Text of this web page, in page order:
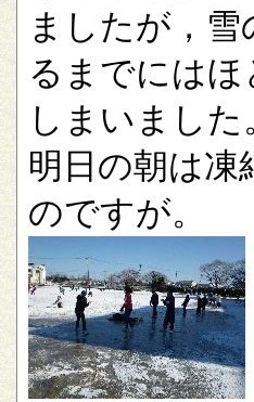
ましたが，
るまでには
しまいました
明日の朝は
のですが。